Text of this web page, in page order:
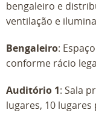
bengaleiro e
ventilação e
Bengaleiro:
conforme rácio
Auditório 1: Sala
lugares, 10